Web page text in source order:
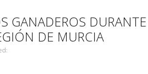
GANADEROS
DE MURCIA